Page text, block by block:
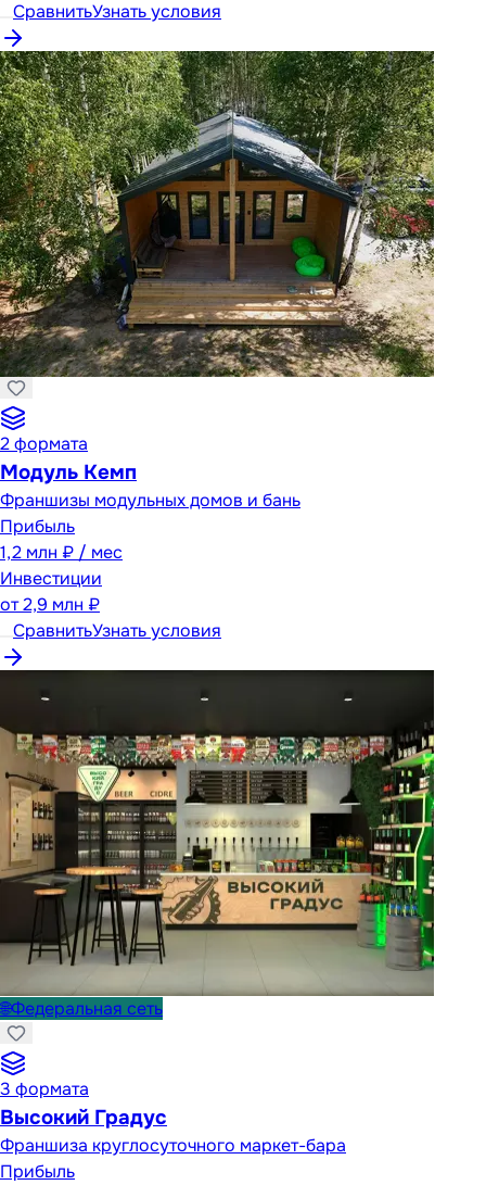
СравнитьУзнать условия
2формата
Модуль Кемп
Франшизы модульных домов и бань
Прибыль
1,2 млн ₽ / мес
Инвестиции
от2,9 млн ₽
СравнитьУзнать условия
🌐Федеральная сеть
3 формата
Высокий Градус
Франшиза круглосуточного маркет-бара
Прибыль